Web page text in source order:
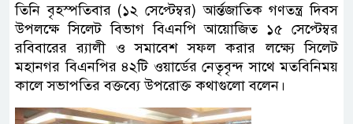
তিনি বৃহস্পতিবার (১২ সেপ্টেম্বর) আর্ন্তজাতিক গণতন্ত্র দিবস
উপলক্ষে সিলেট বিভাগ বিএনপি আয়োজিত ১৫ সেপ্টেম্বর
রবিবারের র‍্যালী ও সমাবেশ সফল করার লক্ষ্যে সিলেট
মহানগর বিএনপির ৪২টি ওয়ার্ডের নেতৃবৃন্দ সাথে মতবিনিময়
কালে সভাপতির বক্তব্যে উপরোক্ত কথাগুলো বলেন।